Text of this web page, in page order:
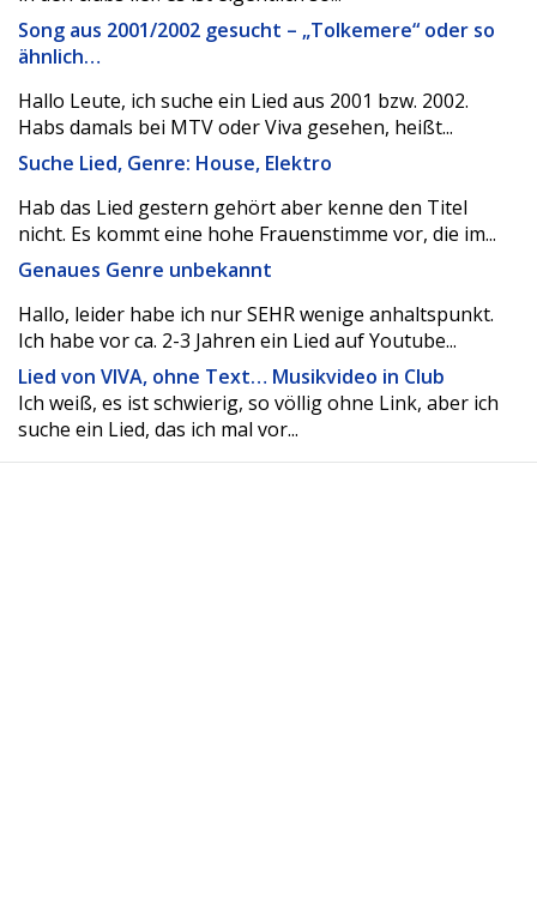
Song aus 2001/2002 gesucht – „Tolkemere“ oder so
ähnlich…
Hallo Leute, ich suche ein Lied aus 2001 bzw. 2002.
Habs damals bei MTV oder Viva gesehen, heißt...
Suche Lied, Genre: House, Elektro
Hab das Lied gestern gehört aber kenne den Titel
nicht. Es kommt eine hohe Frauenstimme vor, die im...
Genaues Genre unbekannt
Hallo, leider habe ich nur SEHR wenige anhaltspunkt.
Ich habe vor ca. 2-3 Jahren ein Lied auf Youtube...
Lied von VIVA, ohne Text… Musikvideo in Club
Ich weiß, es ist schwierig, so völlig ohne Link, aber ich
suche ein Lied, das ich mal vor...